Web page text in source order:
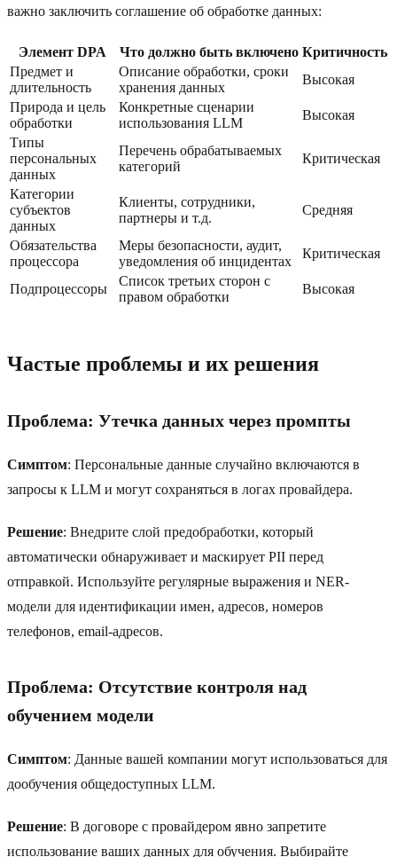
важно заключить соглашение об обработке данных:
Элемент DPA Что должно быть включено Критичность
Предмет и
длительность
Описание обработки, сроки
хранения данных
Высокая
Природа и цель
обработки
Конкретные сценарии
использования LLM
Высокая
Типы
персональных
данных
Перечень обрабатываемых
категорий
Критическая
Категории
субъектов
данных
Клиенты, сотрудники,
партнеры и т.д.
Средняя
Обязательства
процессора
Меры безопасности, аудит,
уведомления об инцидентах
Критическая
Подпроцессоры
Список третьих сторон с
правом обработки
Высокая
Частые проблемы и их решения
Проблема: Утечка данных через промпты
Симптом: Персональные данные случайно включаются в
запросы к LLM и могут сохраняться в логах провайдера.
Решение: Внедрите слой предобработки, который
автоматически обнаруживает и маскирует PII перед
отправкой. Используйте регулярные выражения и NER-
модели для идентификации имен, адресов, номеров
телефонов, email-адресов.
Проблема: Отсутствие контроля над
обучением модели
Симптом: Данные вашей компании могут использоваться для
дообучения общедоступных LLM.
Решение: В договоре с провайдером явно запретите
использование ваших данных для обучения. Выбирайте